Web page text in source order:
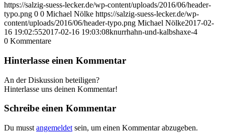
https://salzig-suess-lecker.de/wp-content/uploads/2016/06/header-
typo.png 0 0 Michael Nölke https://salzig-suess-lecker.de/wp-
content/uploads/2016/06/header-typo.png Michael Nölke2017-02-
16 19:02:552017-02-16 19:03:08knurrhahn-und-kalbshaxe-4
0 Kommentare
Hinterlasse einen Kommentar
An der Diskussion beteiligen?
Hinterlasse uns deinen Kommentar!
Schreibe einen Kommentar
Du musst angemeldet sein, um einen Kommentar abzugeben.